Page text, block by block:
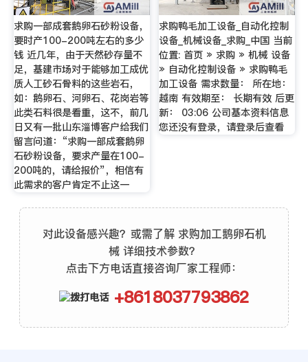
求购一部成套鹅卵石砂粉设备，
要时产100-200吨左右的多少
钱 近几年，由于天然砂存量不
足，基建市场对于能够加工成优
质人工砂石骨料的这些岩石，
如：鹅卵石、河卵石、花岗岩等
此类石料很是看重，这不，前几
日又有一批山东淄博客户给我们
留言问道：“求购一部成套鹅卵
石砂粉设备，要求产量在100-
200吨的，请给报价”，相信有
此需求的客户肯定不止这一
求购鸭毛加工设备_自动化控制
设备_机械设备_求购_中国 当前
位置: 首页 » 求购 » 机械 设备
» 自动化控制设备 » 求购鸭毛
加工设备 需求数量： 所在地：
越南 有效期至： 长期有效 后更
新： 03:06 公司基本资料信息
您还没有登录，请登录后查看
对此设备感兴趣？或需了解 求购加工鹅卵石机
械 详细技术参数？
点击下方电话直接咨询厂家工程师：
+8618037793862